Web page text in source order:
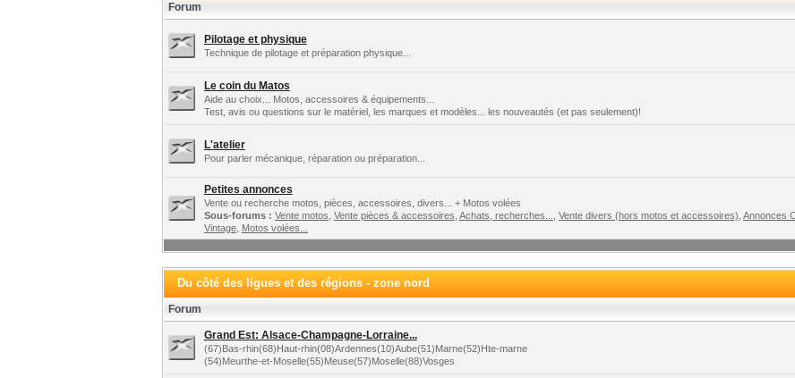
Forum
Pilotage et physique
Technique de pilotage et préparation physique...
Le coin du Matos
Aide au choix... Motos, accessoires & équipements...
Test, avis ou questions sur le matériel, les marques et modèles... les nouveautés (et pas seulement)!
L'atelier
Pour parler mécanique, réparation ou préparation...
Petites annonces
Vente ou recherche motos, pièces, accessoires, divers... + Motos volées
Sous-forums : Vente motos Vente pièces & accessoires Achats, recherches... Vente divers (hors motos et accessoires) Annonces
Vintage, Motos volées...
Du côté des ligues et des régions - zone nord
Forum
Grand Est: Alsace-Champagne-Lorraine...
(67)Bas-rhin(68)Haut-rhin(08)Ardennes(10)Aube(51)Marne(52)Hte-marne
(54)Meurthe-et-Moselle(55)Meuse(57)Moselle(88)Vosges